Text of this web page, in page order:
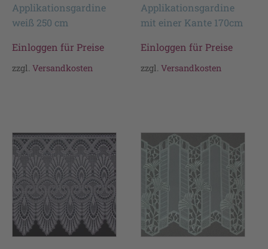
Applikationsgardine
weiß 250 cm
Einloggen für Preise
zzgl. Versandkosten
Applikationsgardine
mit einer Kante 170cm
Einloggen für Preise
zzgl.Versandkosten